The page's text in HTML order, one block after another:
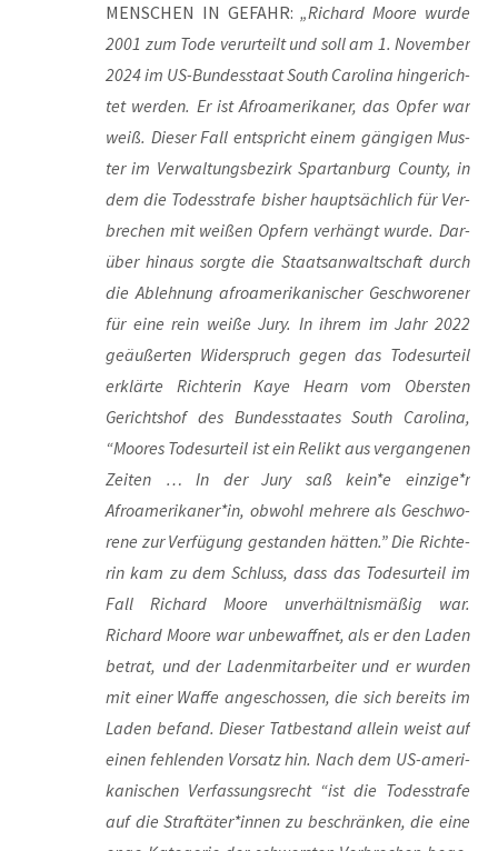
MENSCHEN IN GEFAHR:„Richard Moo­re wur­de
2001 zum Tode ver­ur­teilt und soll am 1. Novem­ber
2024 im US-Bun­des­staat South Caro­li­na hin­ge­rich­
tet wer­den. Er ist Afro­ame­ri­ka­ner, das Opfer war
weiß. Die­ser Fall ent­spricht einem gän­gi­gen Mus­
ter im Ver­wal­tungs­be­zirk Spar­tan­burg Coun­ty, in
dem die Todes­stra­fe bis­her haupt­säch­lich für Ver­
bre­chen mit wei­ßen Opfern ver­hängt wur­de. Dar­
über hin­aus sorg­te die Staats­an­walt­schaft durch
die Ableh­nung afro­ame­ri­ka­ni­scher Geschwo­re­ner
für eine rein wei­ße Jury. In ihrem im Jahr 2022
geäu­ßer­ten Wider­spruch gegen das Todes­ur­teil
erklär­te Rich­te­rin Kaye Hearn vom Obers­ten
Gerichts­hof des Bun­des­staa­tes South Caro­li­na,
“Moo­res Todes­ur­teil ist ein Relikt aus ver­gan­ge­nen
Zei­ten … In der Jury saß kein*e einzige*r
Afroamerikaner*in, obwohl meh­re­re als Geschwo­
re­ne zur Ver­fü­gung gestan­den hät­ten.” Die Rich­te­
rin kam zu dem Schluss, dass das Todes­ur­teil im
Fall Richard Moo­re unver­hält­nis­mä­ßig war.
Richard Moo­re war unbe­waff­net, als er den Laden
betrat, und der Laden­mit­ar­bei­ter und er wur­den
mit einer Waf­fe ange­schos­sen, die sich bereits im
Laden befand. Die­ser Tat­be­stand allein weist auf
einen feh­len­den Vor­satz hin. Nach dem US-ame­ri­
ka­ni­schen Ver­fas­sungs­recht “ist die Todes­stra­fe
auf die Straftäter*innen zu beschrän­ken, die eine